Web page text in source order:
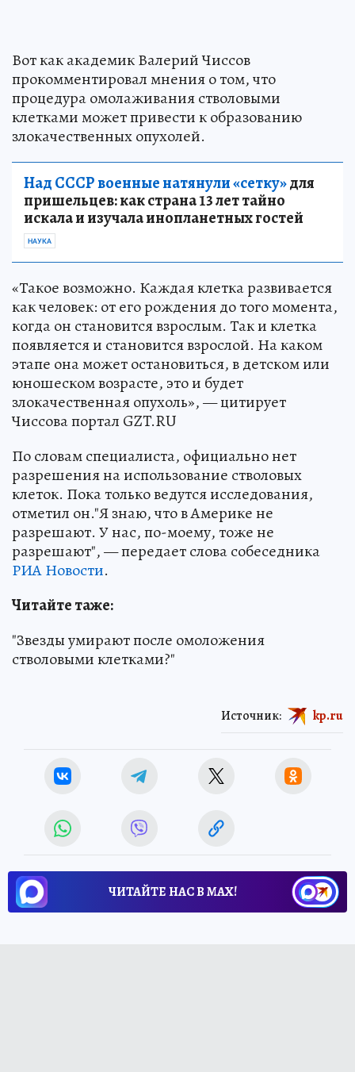
Вот как академик Валерий Чиссов
прокомментировал мнения о том, что
процедура омолаживания стволовыми
клетками может привести к образованию
злокачественных опухолей.
Над СССР военные натянули «сетку»для
пришельцев: как страна 13 лет тайно
искала и изучала инопланетных гостей
НАУКА
«Такое возможно. Каждая клетка развивается
как человек: от его рождения до того момента,
когда он становится взрослым. Так и клетка
появляется и становится взрослой. На каком
этапе она может остановиться, в детском или
юношеском возрасте, это и будет
злокачественная опухоль», — цитирует
Чиссова портал GZT.RU
По словам специалиста, официально нет
разрешения на использование стволовых
клеток. Пока только ведутся исследования,
отметил он."Я знаю, что в Америке не
разрешают. У нас, по-моему, тоже не
разрешают", — передает слова собеседника
РИА Новости.
Читайте таже:
"Звезды умирают после омоложения
стволовыми клетками?"
Источник: kp.ru
ЧИТАЙТЕ НАС В МАХ!